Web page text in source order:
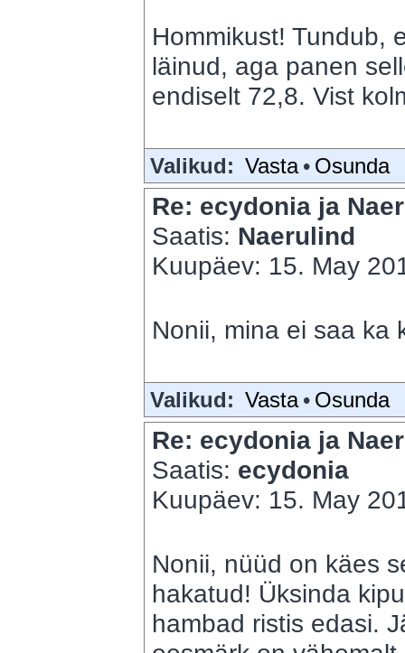
Hommikust! Tundub,
läinud, aga panen
endiselt 72,8. Vist
Valikud: Vasta • Osunda
Re: ecydonia ja
Saatis: Naerulind
Kuupäev: 15. May
Nonii, mina ei saa ka
Valikud: Vasta • Osunda
Re: ecydonia ja
Saatis: ecydonia
Kuupäev: 15. May
Nonii, nüüd on käes
hakatud! Üksinda
hambad ristis edasi.